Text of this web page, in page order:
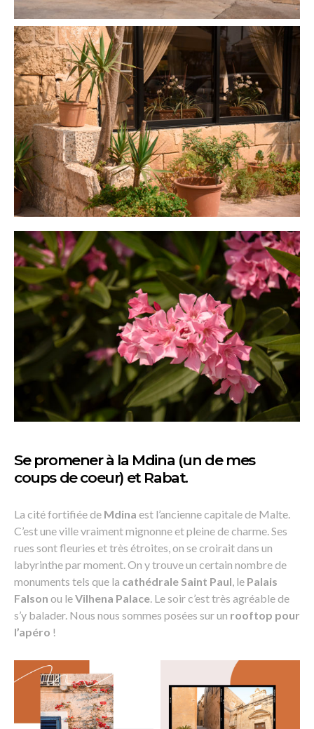
Se promener à la Mdina (un de mes
coups de coeur) et Rabat.
La cité fortifiée de Mdina est l’ancienne capitale de Malte.
C’est une ville vraiment mignonne et pleine de charme. Ses
rues sont fleuries et très étroites, on se croirait dans un
labyrinthe par moment. On y trouve un certain nombre de
monuments tels que la cathédrale Saint Paul, le Palais
Falson ou leVilhena Palace. Le soir c’est très agréable de
s’y balader. Nous nous sommes posées sur un rooftop pour
l’apéro !